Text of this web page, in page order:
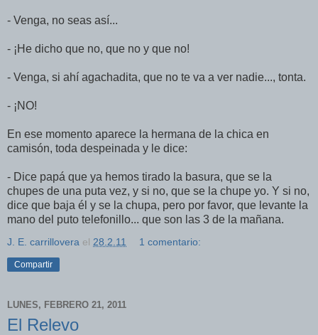
- Venga, no seas así...
- ¡He dicho que no, que no y que no!
- Venga, si ahí agachadita, que no te va a ver nadie..., tonta.
- ¡NO!
En ese momento aparece la hermana de la chica en
camisón, toda despeinada y le dice:
- Dice papá que ya hemos tirado la basura, que se la
chupes de una puta vez, y si no, que se la chupe yo. Y si no,
dice que baja él y se la chupa, pero por favor, que levante la
mano del puto telefonillo... que son las 3 de la mañana.
J. E. carrillovera el 28.2.11 1 comentario:
Compartir
LUNES, FEBRERO 21, 2011
El Relevo